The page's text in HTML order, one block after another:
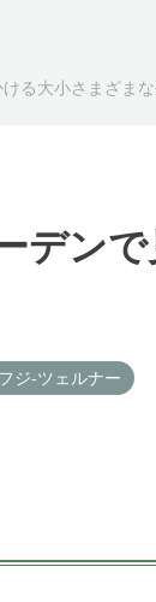
る大小さまざま
デン
ジ-ツェルナー